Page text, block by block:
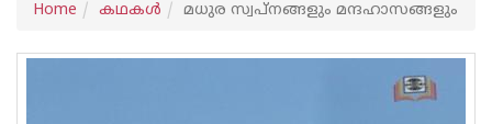
Home കഥകള്‍ മധുര സ്വപ്നങ്ങളും മന്ദഹാസങ്ങളും